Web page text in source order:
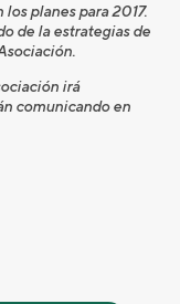
planes para 2017.
de la estrategias de
irá
comunicando en